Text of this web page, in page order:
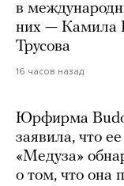
в
них — Камила
Трусова
16 часов назад
Юрфирма
заявила, что
«Медуза»
о том, что она